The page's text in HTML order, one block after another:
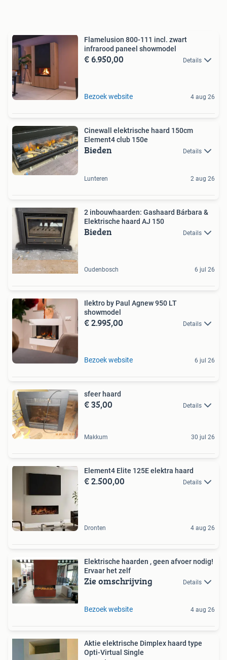
Flamelusion 800-111 incl. zwart
infrarood paneel showmodel
€ 6.950,00 Details
Bezoek website 4 aug 26
Cinewall elektrische haard 150cm
Element4 club 150e
Bieden Details
Lunteren 2 aug 26
2 inbouwhaarden: Gashaard Bárbara &
Elektrische haard AJ 150
Bieden Details
Oudenbosch 6 jul 26
Ilektro by Paul Agnew 950 LT
showmodel
€ 2.995,00 Details
Bezoek website 6 jul 26
sfeer haard
€ 35,00 Details
Makkum 30 jul 26
Element4 Elite 125E elektra haard
€ 2.500,00 Details
Dronten 4 aug 26
Elektrische haarden , geen afvoer nodig!
Ervaar het zelf
Zie omschrijving Details
Bezoek website 4 aug 26
Aktie elektrische Dimplex haard type
Opti-Virtual Single